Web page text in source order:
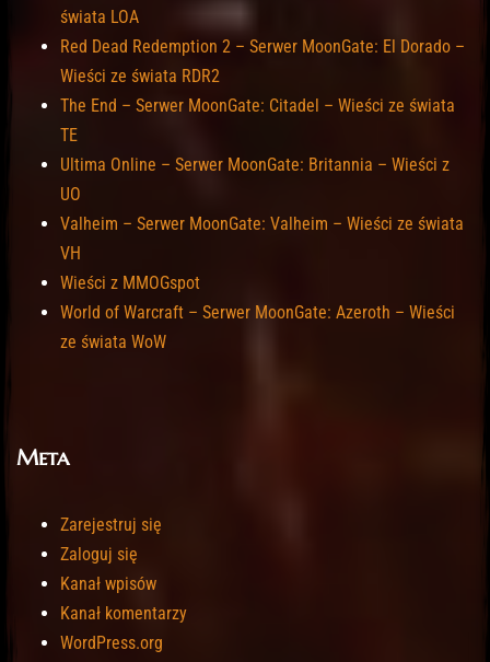
świata LOA
Red Dead Redemption 2 – Serwer MoonGate: El Dorado –
Wieści ze świata RDR2
The End – Serwer MoonGate: Citadel – Wieści ze świata
TE
Ultima Online – Serwer MoonGate: Britannia – Wieści z
UO
Valheim – Serwer MoonGate: Valheim – Wieści ze świata
VH
Wieści z MMOGspot
World of Warcraft – Serwer MoonGate: Azeroth – Wieści
ze świata WoW
Meta
Zarejestruj się
Zaloguj się
Kanał wpisów
Kanał komentarzy
WordPress.org